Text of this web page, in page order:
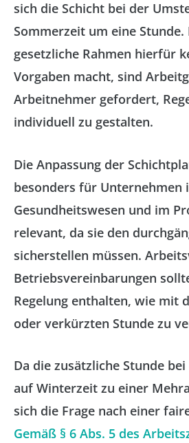
sich die Schicht bei der
Sommerzeit um eine Stunde.
gesetzliche Rahmen hierfür
Vorgaben macht, sind
Arbeitnehmer gefordert,
individuell zu gestalten.
Die Anpassung der
besonders für Unternehmen
Gesundheitswesen und im
relevant, da sie den
sicherstellen müssen.
Betriebsvereinbarungen
Regelung enthalten, wie mit
oder verkürzten Stunde zu
Da die zusätzliche Stunde
auf Winterzeit zu einer
sich die Frage nach einer
Gemäß § 6 Abs. 5 des